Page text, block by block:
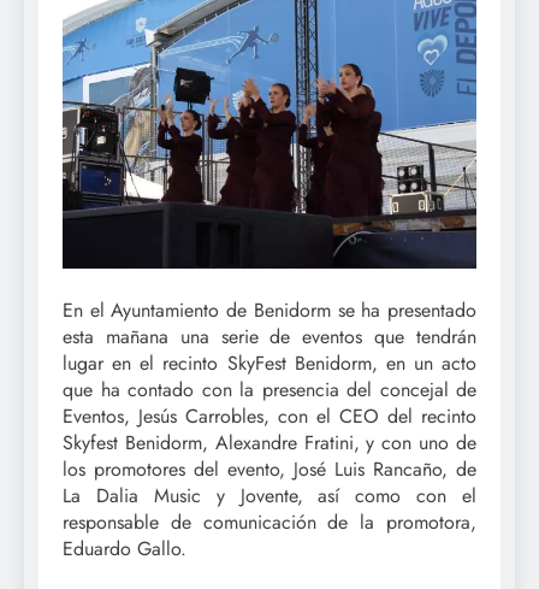
En el Ayuntamiento de Benidorm se ha presentado
esta mañana una serie de eventos que tendrán
lugar en el recinto SkyFest Benidorm, en un acto
que ha contado con la presencia del concejal de
Eventos, Jesús Carrobles, con el CEO del recinto
Skyfest Benidorm, Alexandre Fratini, y con uno de
los promotores del evento, José Luis Rancaño, de
La Dalia Music y Jovente, así como con el
responsable de comunicación de la promotora,
Eduardo Gallo.